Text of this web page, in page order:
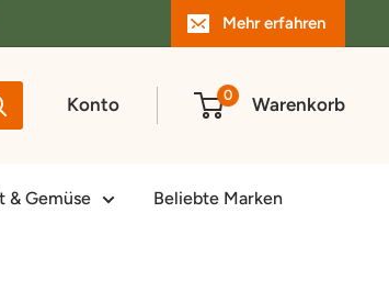
Mehr erfahren
Konto 0 Warenkorb
& Gemüse Beliebte Marken